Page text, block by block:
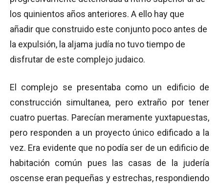
los quinientos años anteriores. A ello hay que
añadir que construido este conjunto poco antes de
la expulsión, la aljama judía no tuvo tiempo de
disfrutar de este complejo judaico.
El complejo se presentaba como un edificio de
construcción simultanea, pero extraño por tener
cuatro puertas. Parecían meramente yuxtapuestas,
pero responden a un proyecto único edificado a la
vez. Era evidente que no podía ser de un edificio de
habitación común pues las casas de la judería
oscense eran pequeñas y estrechas, respondiendo